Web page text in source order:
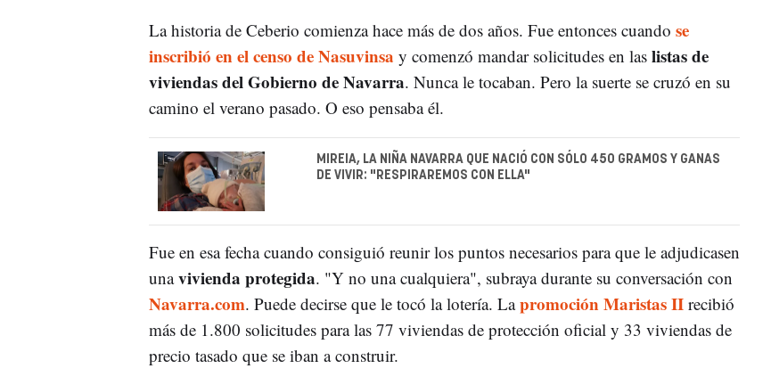
La historia de Ceberio comienza hace más de dos años. Fue entonces cuando se
inscribió en el censo de Nasuvinsa y comenzó mandar solicitudes en laslistas de
viviendas del Gobierno de Navarra. Nunca le tocaban. Pero la suerte se cruzó en su
camino el verano pasado. O eso pensaba él.
MIREIA, LA NIÑA NAVARRA QUE NACIÓ CON SÓLO 450 GRAMOS Y GANAS
DE VIVIR: "RESPIRAREMOS CON ELLA"
Fue en esa fecha cuando consiguió reunir los puntos necesarios para que le adjudicasen
unavivienda protegida. "Y no una cualquiera", subraya durante su conversación con
Navarra.com. Puede decirse que le tocó la lotería. Lapromoción Maristas IIrecibió
más de 1.800 solicitudes para las 77 viviendas de protección oficial y 33 viviendas de
precio tasado que se iban a construir.